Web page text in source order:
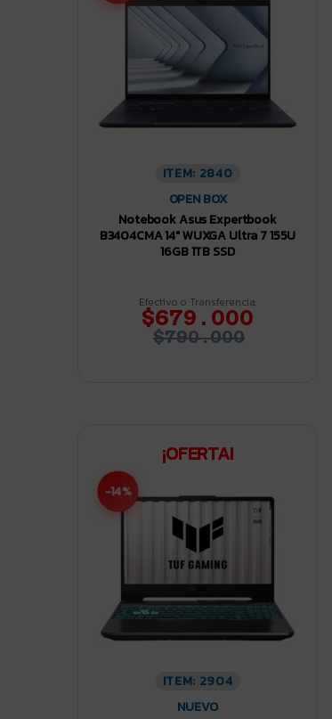
ITEM: 2840
OPEN BOX
Notebook Asus Expertbook
B3404CMA 14″ WUXGA Ultra 7 155U
16GB 1TB SSD
Efectivo o Transferencia:
$679.000
$790.000
¡OFERTA!
-14%
ITEM: 2904
NUEVO